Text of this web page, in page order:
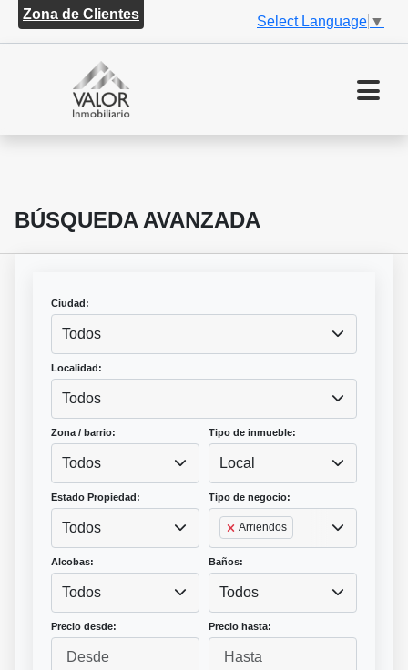
Zona de Clientes Select Language ▼
BÚSQUEDA AVANZADA
Ciudad:
Todos
Localidad:
Todos
Zona / barrio:
Todos
Tipo de inmueble:
Local
Estado Propiedad:
Todos
Tipo de negocio:
Arriendos
Alcobas:
Todos
Baños:
Todos
Precio desde: Precio hasta: